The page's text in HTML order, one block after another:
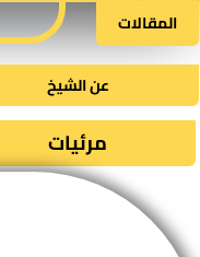
المقالات
عن الشيخ
مرئيات